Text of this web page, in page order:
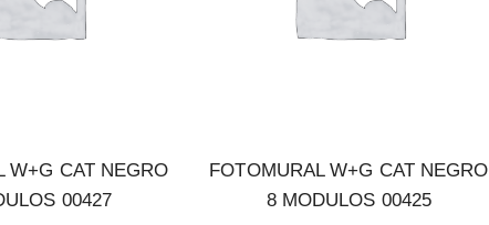
W+G CAT NEGRO
00427
FOTOMURAL W+G CAT NEGRO
8 MODULOS 00425